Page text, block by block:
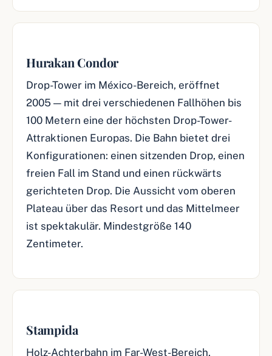
Hurakan Condor
Drop-Tower im México-Bereich, eröffnet
2005 — mit drei verschiedenen Fallhöhen bis
100 Metern eine der höchsten Drop-Tower-
Attraktionen Europas. Die Bahn bietet drei
Konfigurationen: einen sitzenden Drop, einen
freien Fall im Stand und einen rückwärts
gerichteten Drop. Die Aussicht vom oberen
Plateau über das Resort und das Mittelmeer
ist spektakulär. Mindestgröße 140
Zentimeter.
Stampida
Holz-Achterbahn im Far-West-Bereich,